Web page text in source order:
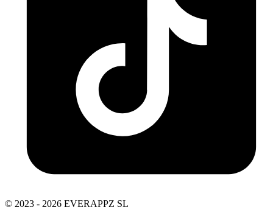
© 2023 - 2026 EVERAPPZ SL